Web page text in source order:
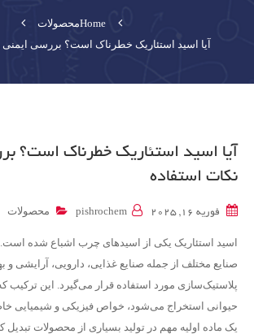
Homeمحصولات
آیا اسید استئاریک خطرناک است؟ بررسی ایمنی
آیا اسید استئاریک خطرناک است؟
نکات استفاده
فوریه 16, 2025 pishrochem محصولات
اسید استئاریک یکی از اسیدهای چرب اشباع شده
صنایع مختلف از جمله صنایع غذایی، دارویی، آرایشی و
پلاستیک‌سازی مورد استفاده قرار می‌گیرد. این ترکیب که
حیوانی استخراج می‌شود، خواص فیزیکی و شیمیایی
یک ماده اولیه مهم در تولید بسیاری از محصولات تبدیل